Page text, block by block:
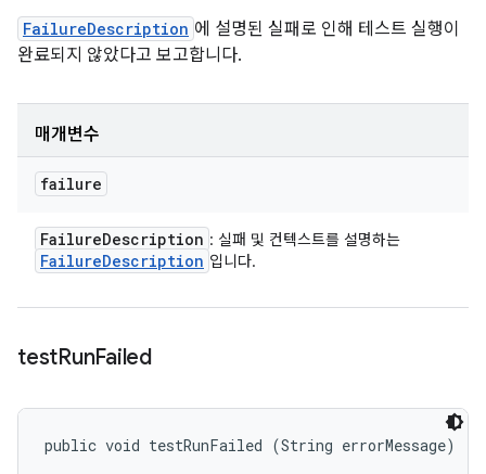
FailureDescription 에 설명된 실패로 인해 테스트 실행이
완료되지 않았다고 보고합니다.
매개변수
failure
FailureDescription : 실패 및 컨텍스트를 설명하는
FailureDescription 입니다.
testRunFailed
public void testRunFailed (String errorMessage)